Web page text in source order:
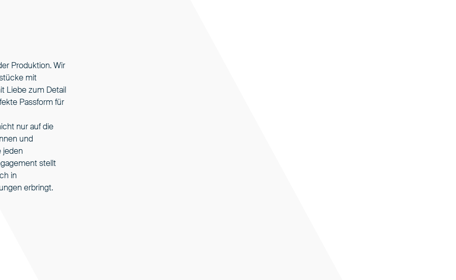
Produktion. Wir
mit
Liebe zum Detail
Passform für
nur auf die
und
jeden
stellt
in
erbringt.